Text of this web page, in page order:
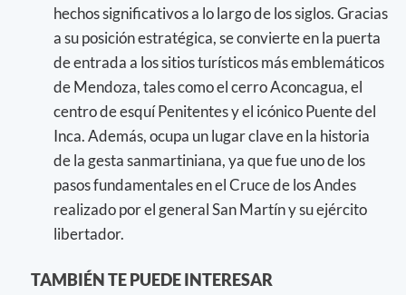
hechos significativos a lo largo de los siglos. Gracias
a su posición estratégica, se convierte en la puerta
de entrada a los sitios turísticos más emblemáticos
de Mendoza, tales como el cerro Aconcagua, el
centro de esquí Penitentes y el icónico Puente del
Inca. Además, ocupa un lugar clave en la historia
de la gesta sanmartiniana, ya que fue uno de los
pasos fundamentales en el Cruce de los Andes
realizado por el general San Martín y su ejército
libertador.
TAMBIÉN TE PUEDE INTERESAR